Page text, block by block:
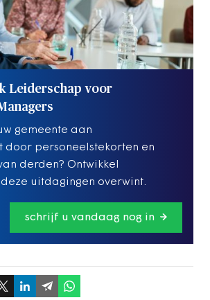
Leiderschap voor
gemeente aan
door personeelstekorten en
derden? Ontwikkel
uitdagingen overwint.
schrijf u vandaag nog in